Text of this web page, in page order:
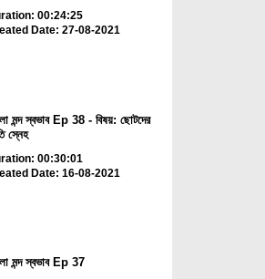
00:24:25
Date: 27-08-2021
মন্দ স্বভাব Ep 38 - বিষয়: ছোটদের
স্নেহ
00:30:01
Date: 16-08-2021
মন্দ স্বভাব Ep 37